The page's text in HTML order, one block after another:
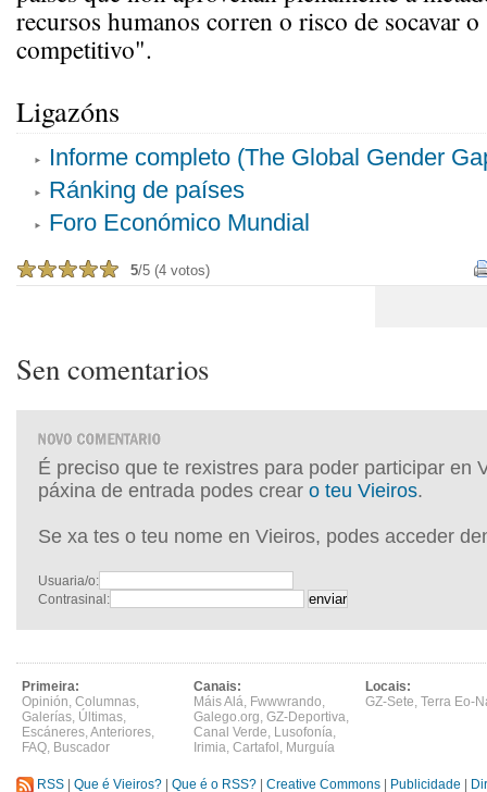
recursos humanos corren o risco de socavar
competitivo".
Ligazóns
Informe completo (The Global Gender
Ránking de países
Foro Económico Mundial
5/5 (4 votos)
Sen comentarios
É preciso que te rexistres para poder participar en
páxina de entrada podes crear o teu Vieiros.
Se xa tes o teu nome en Vieiros, podes acceder
Usuaria/o:
Contrasinal:
Primeira:
Opinión, Columnas,
Galerías, Últimas,
Escáneres,Anteriores,
FAQ, Buscador
Canais:
Máis Alá, Fwwwrando,
Galego.org, GZ-Deportiva,
Canal Verde, Lusofonía,
Irimia, Cartafol , Murguía
Locais:
GZ-Sete, Terra Eo-
RSS Que é Vieiros? Que é o RSS? Creative Commons Publicidade